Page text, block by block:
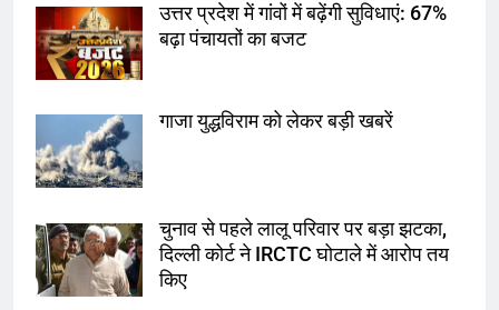
उत्तर प्रदेश में गांवों में बढ़ेंगी सुविधाएं: 67%
बढ़ा पंचायतों का बजट
गाजा युद्धविराम को लेकर बड़ी खबरें
चुनाव से पहले लालू परिवार पर बड़ा झटका,
दिल्ली कोर्ट ने IRCTC घोटाले में आरोप तय
किए
गाजा युद्धविराम को लेकर बड़ी खबरें
तय किए
1